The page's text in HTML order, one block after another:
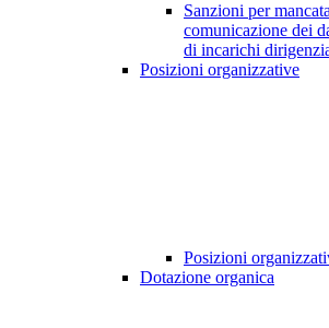
Sanzioni per
comunicazione dei
di incarichi
Posizioni organizzative
Posizioni
Dotazione organica